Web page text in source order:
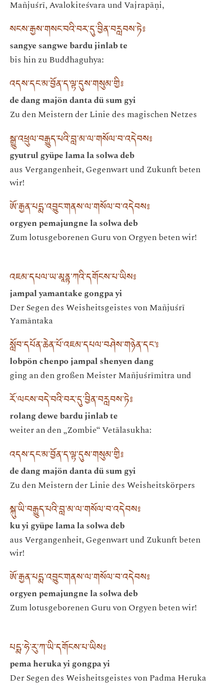
Mañjuśrī, Avalokiteśvara und Vajrapāṇi,
སངས་རྒྱས་གསང་བའི་བར་དུ་བྱིན་བརླབས་ཏེ༔
sangye sangwe bardu jinlab te
bis hin zu Buddhaguhya:
འདས་དང་མ་བྱོན་ད་ལྟ་དུས་གསུམ་གྱི༔
de dang majön danta dü sum gyi
Zu den Meistern der Linie des magischen Netzes
སྒྱུ་འཕྲུལ་བརྒྱུད་པའི་བླ་མ་ལ་གསོལ་བ་འདེབས༔
gyutrul gyüpe lama la solwa deb
aus Vergangenheit, Gegenwart und Zukunft beten
wir!
ཨོ་རྒྱན་པདྨ་འབྱུང་གནས་ལ་གསོལ་བ་འདེབས༔
orgyen pemajungne la solwa deb
Zum lotusgeborenen Guru von Orgyen beten wir!
འཇམ་དཔལ་ཡ་མཱནྟ་ཀའི་དགོངས་པ་ཡིས༔
jampal yamantake gongpa yi
Der Segen des Weisheitsgeistes von Mañjuśrī
Yamāntaka
སློབ་དཔོན་ཆེན་པོ་འཇམ་དཔལ་བཤེས་གཉེན་དང་༔
lobpön chenpo jampal shenyen dang
ging an den großen Meister Mañjuśrīmitra und
རོ་ལངས་བདེ་བའི་བར་དུ་བྱིན་བརླབས་ཏེ༔
rolang dewe bardu jinlab te
weiter an den „Zombie“ Vetālasukha:
འདས་དང་མ་བྱོན་ད་ལྟ་དུས་གསུམ་གྱི༔
de dang majön danta dü sum gyi
Zu den Meistern der Linie des Weisheitskörpers
སྐུ་ཡི་བརྒྱུད་པའི་བླ་མ་ལ་གསོལ་བ་འདེབས༔
ku yi gyüpe lama la solwa deb
aus Vergangenheit, Gegenwart und Zukunft beten
wir!
ཨོ་རྒྱན་པདྨ་འབྱུང་གནས་ལ་གསོལ་བ་འདེབས༔
orgyen pemajungne la solwa deb
Zum lotusgeborenen Guru von Orgyen beten wir!
པདྨ་ཧེ་རུ་ཀ་ཡི་དགོངས་པ་ཡིས༔
pema heruka yi gongpa yi
Der Segen des Weisheitsgeistes von Padma Heruka